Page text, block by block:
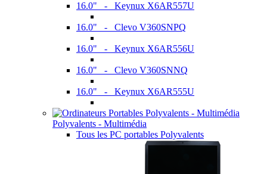
16.0" - Keynux X6AR557U
16.0" - Clevo V360SNPQ
16.0" - Keynux X6AR556U
16.0" - Clevo V360SNNQ
16.0" - Keynux X6AR555U
Polyvalents - Multimédia
Tous les PC portables Polyvalents